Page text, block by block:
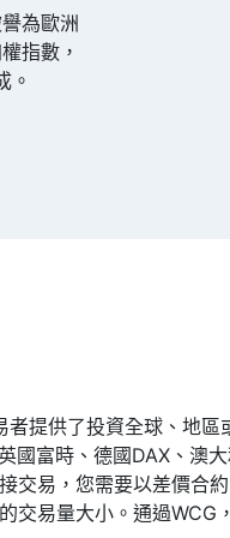
為歐洲
指數，
。
者提供了投資全球、地
國富時、德國DAX、澳
交易，您需要以差價合
的交易量大小。通過WCG